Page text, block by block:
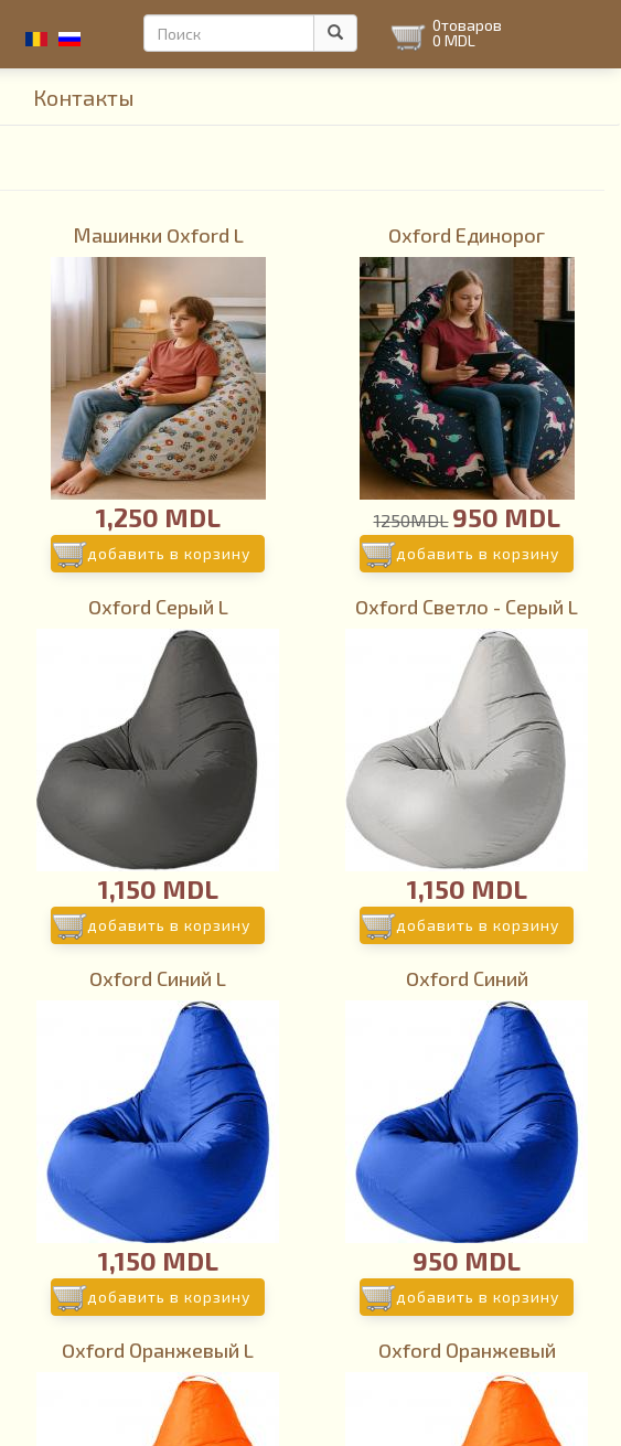
Форма
поиска
0товаров
0 MDL
Контакты
Машинки Oxford L
1,250 MDL
добавить в корзину
Oxford Единорог
1250MDL 950 MDL
добавить в корзину
Oxford Серый L
1,150 MDL
добавить в корзину
Oxford Светло - Серый L
1,150 MDL
добавить в корзину
Oxford Синий L
1,150 MDL
добавить в корзину
Oxford Синий
950 MDL
добавить в корзину
Oxford Оранжевый L Oxford Оранжевый